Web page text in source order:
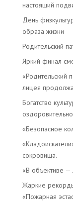
настоящий
День
образа жизни
Родительский
Яркий финал
«Родительский
лицея
Богатство
«Безопасное
сокровища.
«В объективе —
Жаркие
«Пожарная